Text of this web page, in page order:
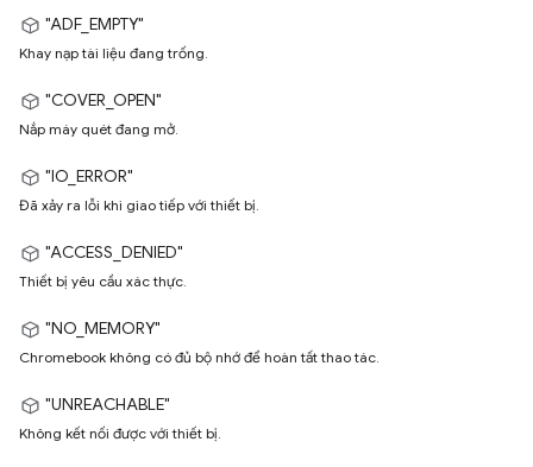
"ADF_EMPTY"
Khay nạp tài liệu đang trống.
"COVER_OPEN"
Nắp máy quét đang mở.
"IO_ERROR"
Đã xảy ra lỗi khi giao tiếp với thiết bị.
"ACCESS_DENIED"
Thiết bị yêu cầu xác thực.
"NO_MEMORY"
Chromebook không có đủ bộ nhớ để hoàn tất thao tác.
"UNREACHABLE"
Không kết nối được với thiết bị.